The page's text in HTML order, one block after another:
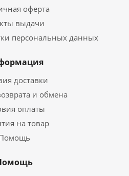
оферта
выдачи
персональных данных
доставки
и обмена
оплаты
на товар